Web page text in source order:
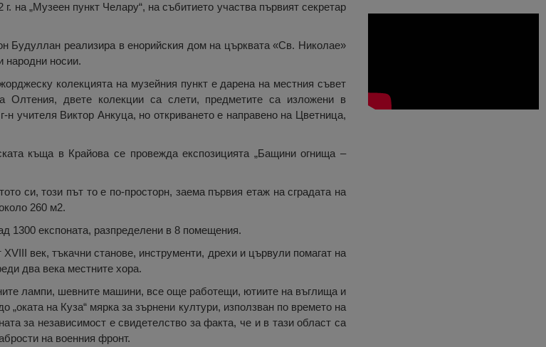
на „Музеен пункт Челару“, на събитието участва първият секретар
Будуллан реализира в енорийския дом на църквата «Св. Николае»
народни носии.
колекцията на музейния пункт е дарена на местния съвет
Олтения, двете колекции са слети, предметите са изложени в
учителя Виктор Анкуца, но откриването е направено на Цветница,
къща в Крайова се провежда експозицията „Бащини огнища –
си, този път то е по-просторн, заема първия етаж на сградата на
260 м2.
1300 експоната, разпределени в 8 помещения.
век, тъкачни станове, инструменти, дрехи и цървули помагат на
два века местните хора.
лампи, шевните машини, все още работещи, ютиите на въглища и
„оката на Куза“ мярка за зърнени култури, използван по времето на
за независимост е свидетелство за факта, че и в тази област са
на военния фронт.